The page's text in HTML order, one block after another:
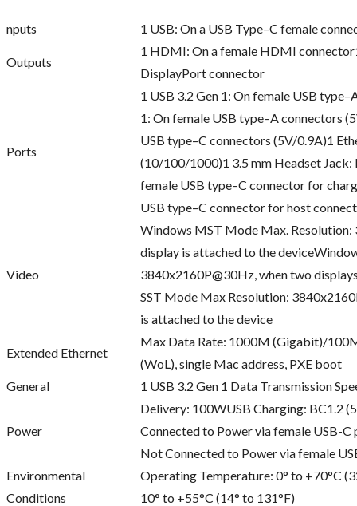
nputs 1 USB: On a USB Type–C female
Outputs
1 HDMI: On a female HDMI
DisplayPort connector
Ports
1 USB 3.2 Gen 1: On female USB
1: On female USB type–A connectors
USB type–C connectors (5V/0.9A)1
(10/100/1000)1 3.5 mm Headset Jack:
female USB type–C connector for
USB type–C connector for host
Video
Windows MST Mode Max. Resolution:
display is attached to the
3840x2160P@30Hz, when two
SST Mode Max Resolution:
is attached to the device
Extended Ethernet
Max Data Rate: 1000M (Gigabit)/
(WoL), single Mac address, PXE boot
General
1 USB 3.2 Gen 1 Data Transmission
Power
Delivery: 100WUSB Charging: BC1.2
Connected to Power via female USB-
Not Connected to Power via female
Environmental
Conditions
Operating Temperature: 0° to +70°C
10° to +55°C (14° to 131°F)